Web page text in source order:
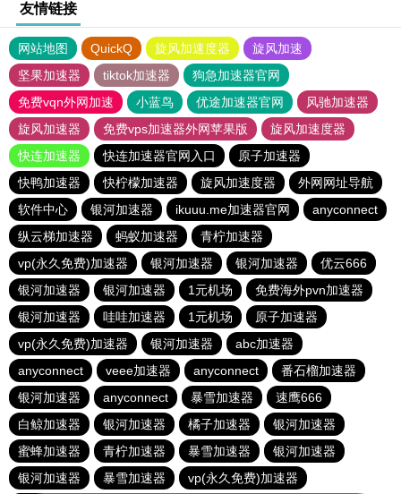
友情链接
网站地图 QuickQ 旋风加速度器
旋风加速
坚果加速器
tiktok加速器
狗急加速器官网
免费vqn外网加速
小蓝鸟 优途加速器官网
风驰加速器
旋风加速器
免费vps加速器外网苹果版
旋风加速度器
快连加速器
快连加速器官网入口
原子加速器
快鸭加速器
快柠檬加速器 旋风加速度器
外网网址导航
软件中心
银河加速器 ikuuu.me加速器官网
anyconnect
纵云梯加速器
蚂蚁加速器
青柠加速器
vp(永久免费)加速器
银河加速器 银河加速器
优云666
银河加速器
银河加速器 1元机场
免费海外pvn加速器
银河加速器
哇哇加速器 1元机场
原子加速器
vp(永久免费)加速器
银河加速器
abc加速器
anyconnect
veee加速器 anyconnect
番石榴加速器
银河加速器
anyconnect 暴雪加速器
速鹰666
白鲸加速器
银河加速器 橘子加速器
银河加速器
蜜蜂加速器
青柠加速器 暴雪加速器
银河加速器
银河加速器
暴雪加速器 vp(永久免费)加速器